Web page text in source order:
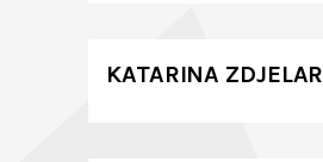
KATARINA ZDJELAR